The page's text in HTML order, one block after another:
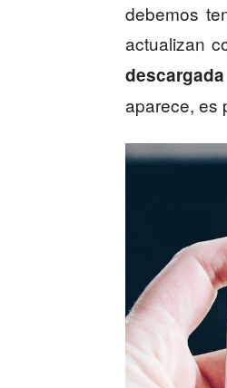
debemos
actualizan
aparece, es